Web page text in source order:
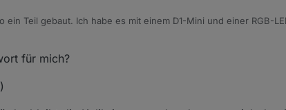
ein Teil gebaut. Ich habe es mit einem D1-Mini und einer RGB-
LED hat regelmäßig geflackert). Hab nun ein XL4015
verwendet. Jetzt passt das gut. Ich habe das Ganze mit
würde, bleibt die Kalibrierung vorhanden, wenn ich das Gerät
für mich?